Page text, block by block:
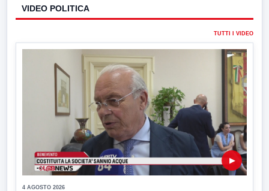
VIDEO POLITICA
TUTTI I VIDEO
▶
4 AGOSTO 2026